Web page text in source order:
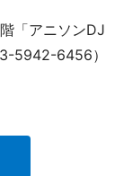
「アニソンDJ
5942-6456）